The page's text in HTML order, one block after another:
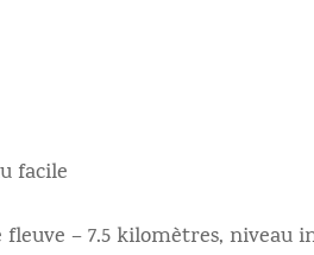
facile
fleuve – 7.5 kilomètres, niveau